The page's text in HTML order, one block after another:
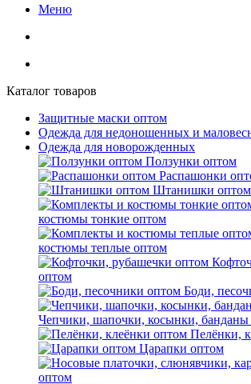
Меню
Каталог товаров
Защитные маски оптом
Одежда для недоношенных и
Одежда для новорожденных
Ползунки оптом
Распашонки
Штанишки оптом
костюмы тонкие оптом
костюмы теплые оптом
оптом
Боди,
Чепчики, шапочки, косынки,
Пелёнки,
Царапки оптом